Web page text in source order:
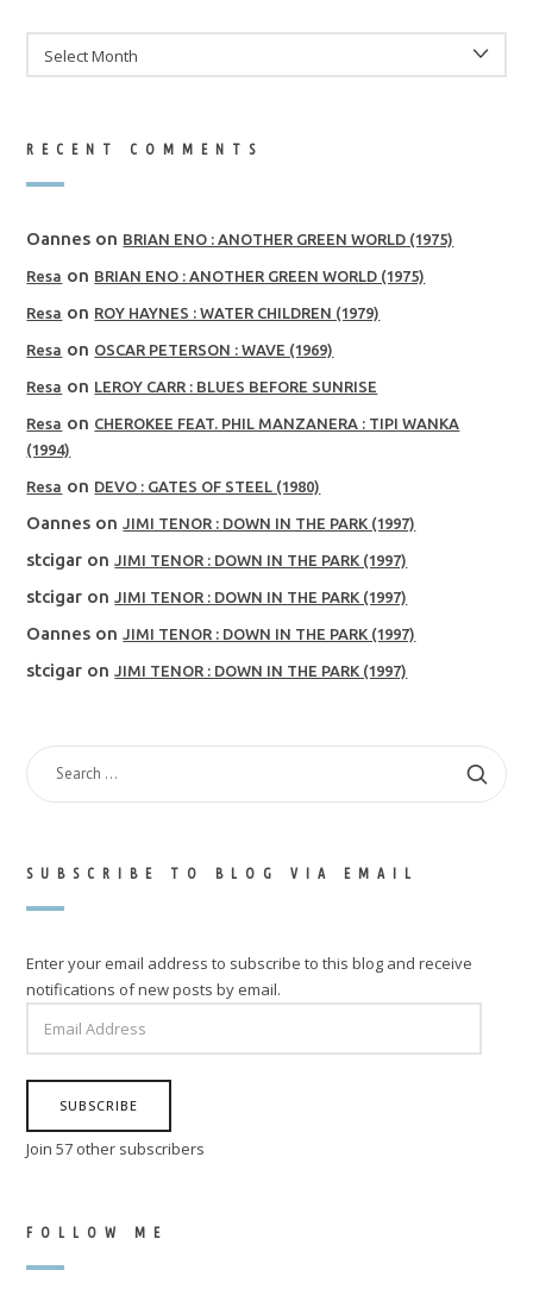
RECENT COMMENTS
Oannes on BRIAN ENO : ANOTHER GREEN WORLD (1975)
Resa on BRIAN ENO : ANOTHER GREEN WORLD (1975)
Resa on ROY HAYNES : WATER CHILDREN (1979)
Resa on OSCAR PETERSON : WAVE (1969)
Resa on LEROY CARR : BLUES BEFORE SUNRISE
Resa on CHEROKEE FEAT. PHIL MANZANERA : TIPI WANKA
(1994)
Resa on DEVO : GATES OF STEEL (1980)
Oannes onJIMI TENOR : DOWN IN THE PARK (1997)
stcigar onJIMI TENOR : DOWN IN THE PARK (1997)
stcigar onJIMI TENOR : DOWN IN THE PARK (1997)
Oannes onJIMI TENOR : DOWN IN THE PARK (1997)
stcigar onJIMI TENOR : DOWN IN THE PARK (1997)
SEARCH
FOR:
SUBSCRIBE TO BLOG VIA EMAIL
Enter your email address to subscribe to this blog and receive
notifications of new posts by email.
ADDRESS
SUBSCRIBE
Join 57 other subscribers
FOLLOW ME